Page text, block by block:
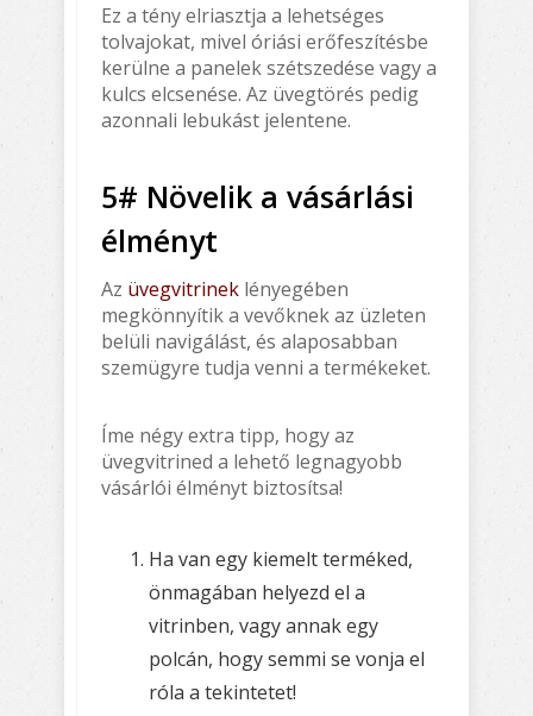
Ez a tény elriasztja a lehetséges
tolvajokat, mivel óriási erőfeszítésbe
kerülne a panelek szétszedése vagy a
kulcs elcsenése. Az üvegtörés pedig
azonnali lebukást jelentene.
5# Növelik a vásárlási
élményt
Az üvegvitrinek lényegében
megkönnyítik a vevőknek az üzleten
belüli navigálást, és alaposabban
szemügyre tudja venni a termékeket.
Íme négy extra tipp, hogy az
üvegvitrined a lehető legnagyobb
vásárlói élményt biztosítsa!
Ha van egy kiemelt terméked,
önmagában helyezd el a
vitrinben, vagy annak egy
polcán, hogy semmi se vonja el
róla a tekintetet!